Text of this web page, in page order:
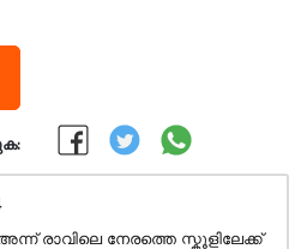
രാവിലെ നേരത്തെ സ്കൂളിലേക്ക്